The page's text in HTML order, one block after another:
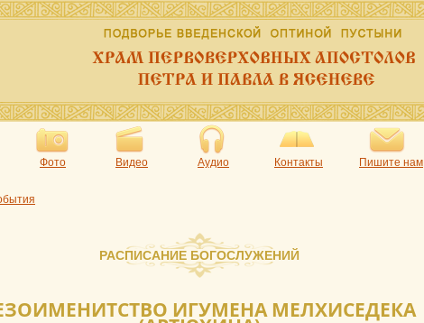
Фото Видео Аудио Контакты Пишите нам
РАСПИСАНИЕ БОГОСЛУЖЕНИЙ
ИГУМЕНА МЕЛХИСЕДЕКА